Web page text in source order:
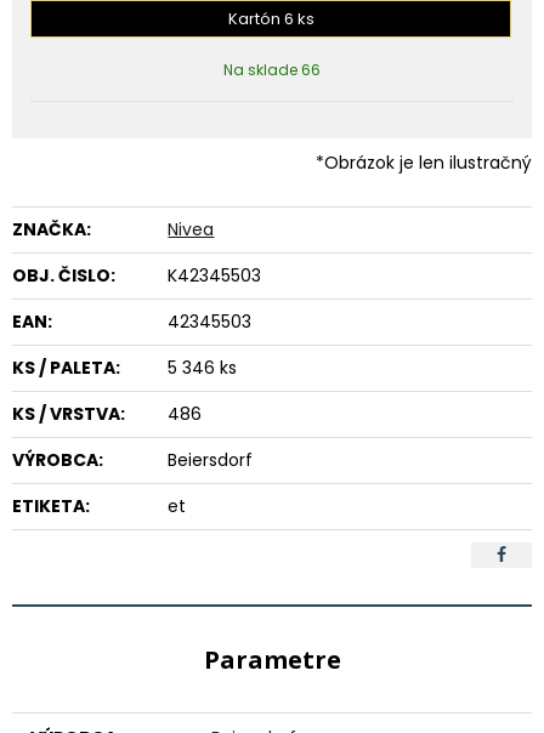
Kartón 6 ks
Na sklade 66
*Obrázok je len ilustračný
ZNAČKA:
Nivea
OBJ. ČISLO:
K42345503
EAN:
42345503
KS / PALETA:
5 346 ks
KS / VRSTVA:
486
VÝROBCA:
Beiersdorf
ETIKETA:
et
Parametre